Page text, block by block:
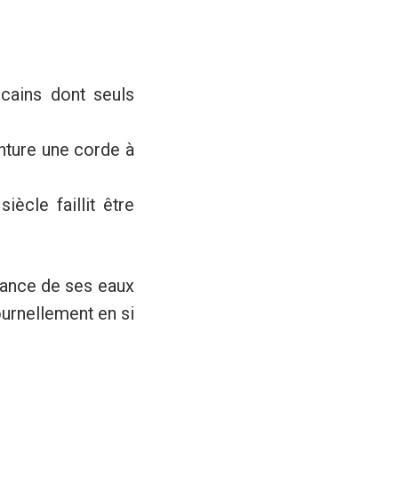
dont seuls
une corde à
siècle faillit être
de ses eaux
en si